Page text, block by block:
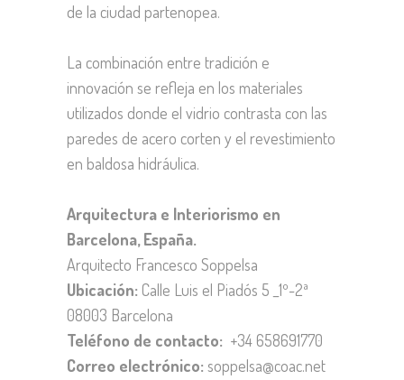
de la ciudad partenopea.
La combinación entre tradición e
innovación se refleja en los materiales
utilizados donde el vidrio contrasta con las
paredes de acero corten y el revestimiento
en baldosa hidráulica.
Arquitectura e Interiorismo en
Barcelona, España.
Arquitecto Francesco Soppelsa
Ubicación: Calle Luis el Piadós 5 _1º-2ª
08003 Barcelona
Teléfono de contacto: +34 658691770
Correo electrónico: soppelsa@coac.net